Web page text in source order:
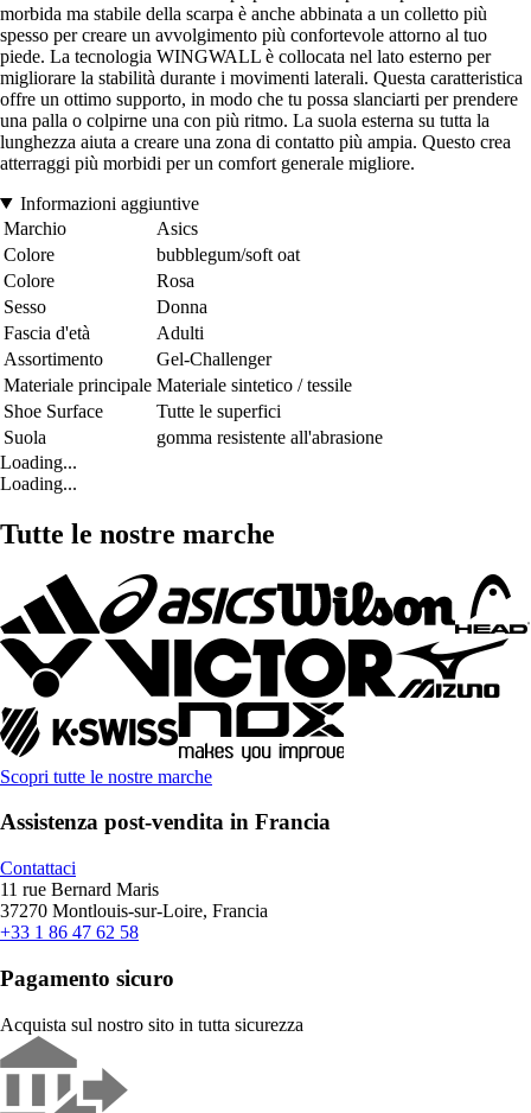
morbida ma stabile della scarpa è anche abbinata a un colletto più
spesso per creare un avvolgimento più confortevole attorno al tuo
piede. La tecnologia WINGWALL è collocata nel lato esterno per
migliorare la stabilità durante i movimenti laterali. Questa caratteristica
offre un ottimo supporto, in modo che tu possa slanciarti per prendere
una palla o colpirne una con più ritmo. La suola esterna su tutta la
lunghezza aiuta a creare una zona di contatto più ampia. Questo crea
atterraggi più morbidi per un comfort generale migliore.
Informazioni aggiuntive
Marchio
Asics
Colore
bubblegum/soft oat
Colore
Rosa
Sesso
Donna
Fascia d'età
Adulti
Assortimento
Gel-Challenger
Materiale principale Materiale sintetico / tessile
Shoe Surface
Tutte le superfici
Suola
gomma resistente all'abrasione
Loading...
Loading...
Tutte le nostre marche
Scopri tutte le nostre marche
Assistenza post-vendita in Francia
Contattaci
11 rue Bernard Maris
37270 Montlouis-sur-Loire, Francia
+33 1 86 47 62 58
Pagamento sicuro
Acquista sul nostro sito in tutta sicurezza